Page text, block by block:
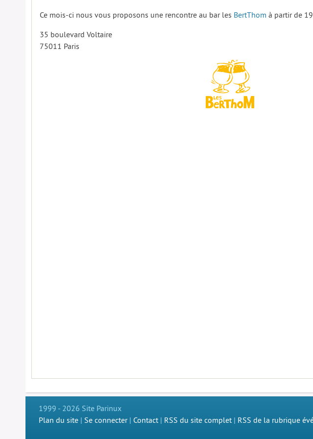
Ce mois-ci nous vous proposons une rencontre au bar les BertThom à partir de
35 boulevard Voltaire
75011 Paris
1999 - 2026 Site Parinux
Plan du site | Se connecter| Contact | RSS du site complet | RSS de la rubrique